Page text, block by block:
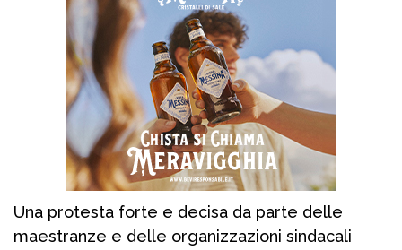
Una protesta forte e decisa da parte delle
maestranze e delle organizzazioni sindacali